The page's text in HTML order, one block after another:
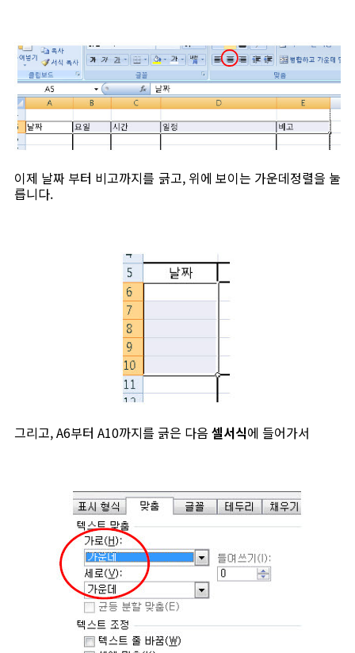
이제 날짜 부터 비고까지를 긁고, 위에 보이는 가운데정렬을 눌
릅니다.
그리고, A6부터 A10까지를 긁은 다음 셀서식에 들어가서